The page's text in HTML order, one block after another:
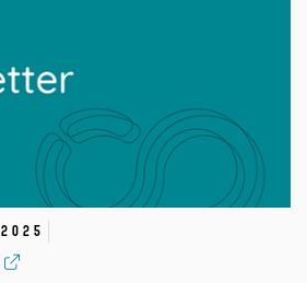
2025